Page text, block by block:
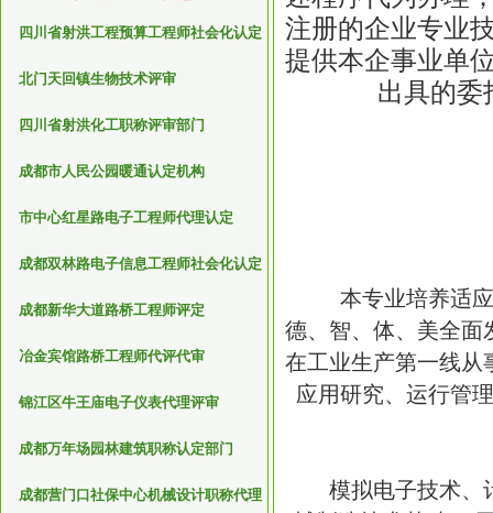
四川省射洪工程预算工程师社会化认定
北门天回镇生物技术评审
四川省射洪化工职称评审部门
成都市人民公园暖通认定机构
市中心红星路电子工程师代理认定
成都双林路电子信息工程师社会化认定
成都新华大道路桥工程师评定
冶金宾馆路桥工程师代评代审
锦江区牛王庙电子仪表代理评审
成都万年场园林建筑职称认定部门
成都营门口社保中心机械设计职称代理
注册的企业专业
提供本企事业单
出具的委
本专业培养适应
德、智、体、美全面
在工业生产第一线从
应用研究、运行管
模拟电子技术、计